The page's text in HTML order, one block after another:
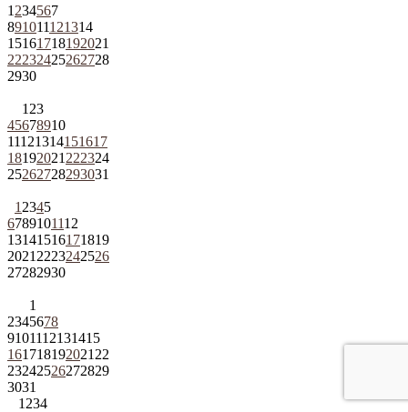
1 234567
891011121314
15161718192021
22232425262728
2930
1 23
45678910
11121314151617
18192021 222324
25262728293031
1 2345
6789101112
13141516171819
2021 2223242526
27282930
1
2345678
9101112131415
161718192021 22
23242526272829
3031
1 234